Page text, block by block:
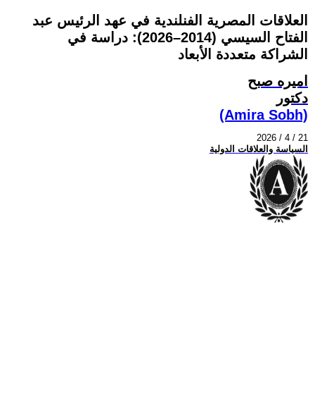
العلاقات المصرية الفنلندية في عهد الرئيس عبد
الفتاح السيسي (2014–2026): دراسة في
الشراكة متعددة الأبعاد
اميره صبح
دكتور
(Amira Sobh)
2026 / 4 / 21
السياسة والعلاقات الدولية